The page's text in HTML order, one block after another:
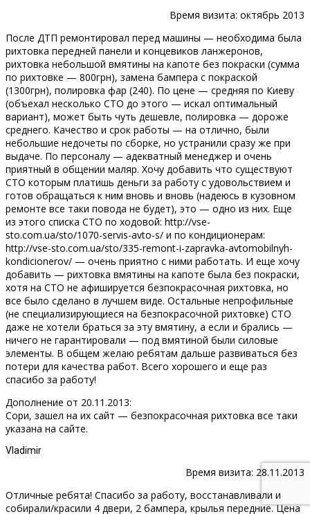
Время визита: октябрь 2013
После ДТП ремонтировал перед машины — необходима была
рихтовка передней панели и концевиков ланжеронов,
рихтовка небольшой вмятины на капоте без покраски (сумма
по рихтовке — 800грн), замена бампера с покраской
(1300грн), полировка фар (240). По цене — средняя по Киеву
(объехал несколько СТО до этого — искал оптимальный
вариант), может быть чуть дешевле, полировка — дороже
среднего. Качество и срок работы — на отлично, были
небольшие недочеты по сборке, но устранили сразу же при
выдаче. По персоналу — адекватный менеджер и очень
приятный в общении маляр. Хочу добавить что существуют
СТО которым платишь деньги за работу с удовольствием и
готов обращаться к ним вновь и вновь (надеюсь в кузовном
ремонте все таки повода не будет), это — одно из них. Еще
из этого списка СТО по ходовой: http://vse-
sto.com.ua/sto/1070-servis-avto-s/ и по кондиционерам:
http://vse-sto.com.ua/sto/335-remont-i-zapravka-avtomobilnyh-
kondicionerov/ — очень приятно с ними работать. И еще хочу
добавить — рихтовка вмятины на капоте была без покраски,
хотя на СТО не афишируется безпокрасочная рихтовка, но
все было сделано в лучшем виде. Остальные непрофильные
(не специализирующиеся на безпокрасочной рихтовке) СТО
даже не хотели браться за эту вмятину, а если и брались —
ничего не гарантировали — под вмятиной были силовые
элементы. В общем желаю ребятам дальше развиваться без
потери для качества работ. Всего хорошего и еще раз
спасибо за работу!
Дополнение от 20.11.2013:
Сори, зашел на их сайт — безпокрасочная рихтовка все таки
указана на сайте.
Vladimir
Время визита: 28.11.2013
Отличные ребята! Спасибо за работу, восстанавливали и
собирали/красили 4 двери, 2 бампера, крылья передние. Цена